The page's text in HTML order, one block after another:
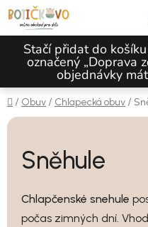
Přejít na obsah
Stačí přidat do
označený „Doprava
objednávky
Domů
/ Obuv / Chlapecká obuv /
Sněhule
Chlapčenské snehule
počas zimných dní.